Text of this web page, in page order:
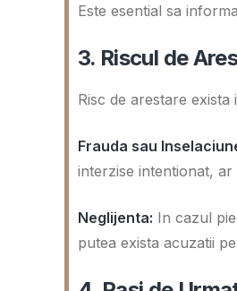
Este esential sa
3. Riscul de
Risc de arestare
Frauda sau
interzise intentionat,
Neglijenta: In cazul
putea exista acuzatii